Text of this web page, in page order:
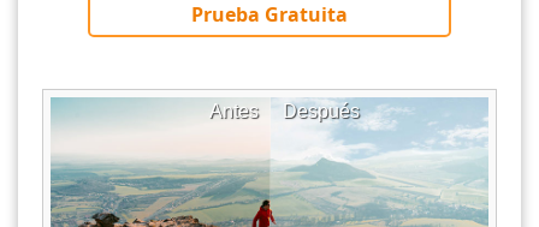
Prueba Gratuita
Después
Antes